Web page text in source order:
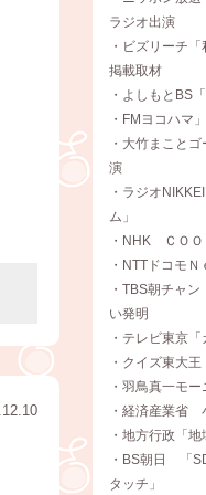
ラジオ出演
・ビズリーチ
掲載取材
・よしもとBS
・FMヨコハ
・大竹まこと
演
・ラジオ
ム」
・NHK ＣＯ
・NTTドコモ
・TBS朝チャ
い発明
・テレビ東京「
・クイズ東大王
・羽鳥真一モ
・経済産業省
・地方行政「地
・BS朝日 「
タッチ」